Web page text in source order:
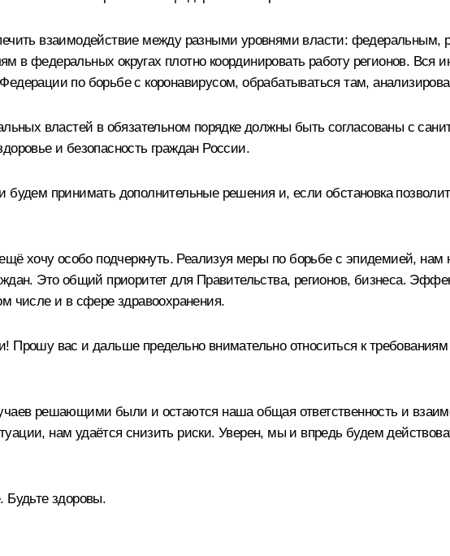
взаимодействие между разными уровнями власти:
в федеральных округах плотно координировать работу регионов.
по борьбе с коронавирусом, обрабатываться там,
властей в обязательном порядке должны быть согласованы с
и безопасность граждан России.
будем принимать дополнительные решения и, если обстановка
хочу особо подчеркнуть. Реализуя меры по борьбе с эпидемией,
Это общий приоритет для Правительства, регионов, бизнеса.
числе и в сфере здравоохранения.
Прошу вас и дальше предельно внимательно относиться к
решающими были и остаются наша общая ответственность и
нам удаётся снизить риски. Уверен, мы и впредь будем
Будьте здоровы.